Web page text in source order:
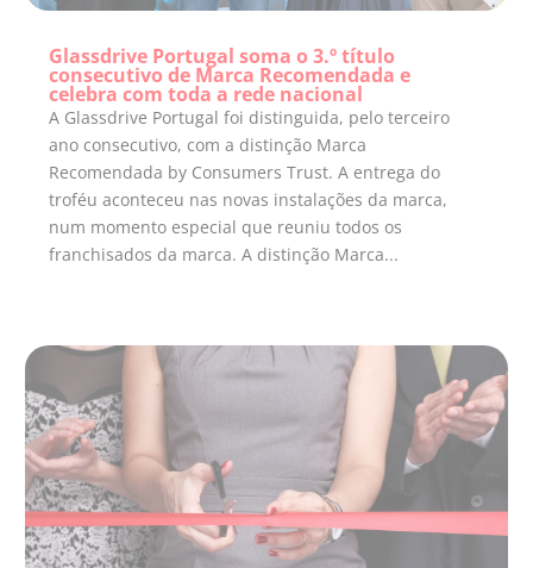
Glassdrive Portugal soma o 3.º título
consecutivo de Marca Recomendada e
celebra com toda a rede nacional
A Glassdrive Portugal foi distinguida, pelo terceiro
ano consecutivo, com a distinção Marca
Recomendada by Consumers Trust. A entrega do
troféu aconteceu nas novas instalações da marca,
num momento especial que reuniu todos os
franchisados da marca. A distinção Marca...